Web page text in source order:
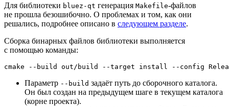
Для библиотеки bluez-qt генерация Makefile-файлов
не прошла безошибочно. О проблемах и том, как они
решались, подробнее описано в следующем разделе.
Сборка бинарных файлов библиотеки выполняется
с помощью команды:
cmake --build out/build --target install --config
Параметр --build задаёт путь до сборочного каталога.
Он был создан на предыдущем шаге в текущем каталога
(корне проекта).